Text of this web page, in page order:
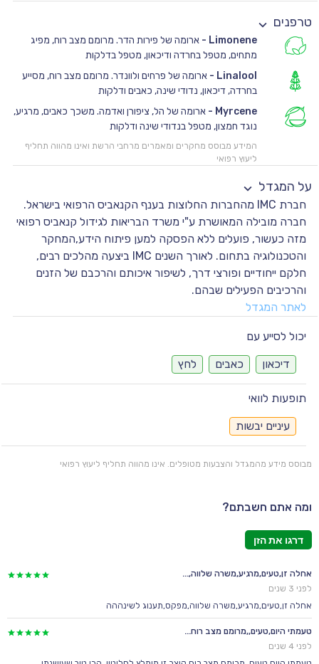
טרפנים
Limonene
-ארומה של פירות הדר. מרומם מצב רוח, מפיג
מתחים, מטפל בחרדה ודיכאון, מטפל בדלקות
Linalool
-ארומה של פרחים ולוונדר. מרומם מצב רוח, מסייע
בחרדה, דיכאון, נדודי שינה, כאבים ודלקות
Myrcene
-ארומה של הל, ציפורן ואדמה. משכך כאבים, מרגיע,
נוגד חמצון, מטפל בנדודי שינה ודלקות
המידע מבוסס מחקרים ומאמרים מרחבי הרשת ואינו מהווה תחליף
ליעוץ רפואי
על המגדל
חברת IMC מהחברות החלוצות בענף הקנאביס הרפואי בישראל.
חברה מובילה המאושרת ע"י משרד הבריאות לגידול קנאביס רפואי
מזה כעשור, פועלים ללא הפסקה למען פיתוח הידע,המחקר
והטכנולוגיה בתחום. לאורך השנים IMC ביצעה מהלכים רבים,
חלקם ייחודיים ופורצי דרך, לשיפור איכותם והרכבם של הזנים
והרכיבים הפעילים שבהם.
לאתר המגדל
יכול לסייע עם
דיכאון כאבים לחץ
תופעות לוואי
עיניים יבשות
מבוסס מידע מהמגדל והצבעות מטופלים. אינו מהווה תחליף ליעוץ רפואי
ומה אתם חשבתם?
דרגו את הזן
אחלה זן,טעים,מרגיע,משרה שלווה,...
לפני 3 שנים
אחלה זן,טעים,מרגיע,משרה שלווה,מפקס,תענוג לשינההה
טעמתי היום,טעים,,מרומם מצב רוח...
לפני 4 שנים